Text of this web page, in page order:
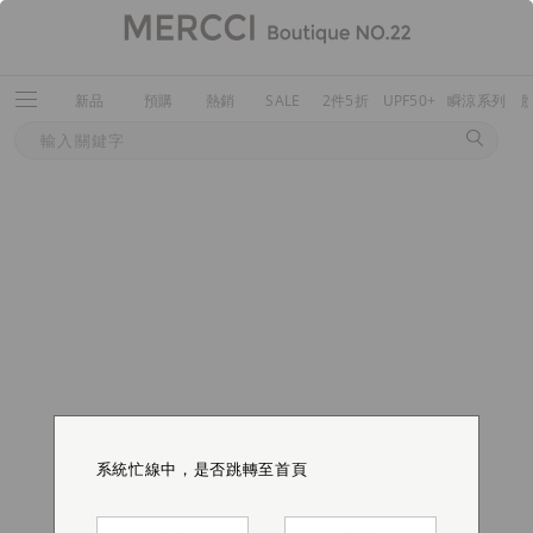
新品 預購 熱銷 SALE 2件5折 UPF50+ 瞬涼系列
系統忙線中，是否跳轉至首頁
系統忙線中，是否跳轉至首頁
系統忙線中，是否跳轉至首頁
系統忙線中，是否跳轉至首頁
系統忙線中，是否跳轉至首頁